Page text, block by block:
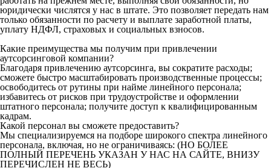
юридически числятся у нас в штате. Это позволяет передать нам
только обязанности по расчету и выплате заработной платы,
уплату НДФЛ, страховых и социальных взносов.
Какие преимущества мы получим при привлечении
аутсорсинговой компании?
Благодаря привлечению аутсорсинга, вы сократите расходы;
сможете быстро масштабировать производственные процессы;
освободитесь от рутины при найме линейного персонала;
избавитесь от рисков при трудоустройстве и оформлении
штатного персонала; получите доступ к квалифицированным
кадрам.
Какой персонал вы сможете предоставить?
Мы специализируемся на подборе широкого спектра линейного
персонала, включая, но не ограничиваясь: (НО БОЛЕЕ
ПОЛНЫЙ ПЕРЕЧЕНЬ УКАЗАН У НАС НА САЙТЕ, ВНИЗУ
ПЕРЕЧИСЛЕН НЕ ВЕСЬ)